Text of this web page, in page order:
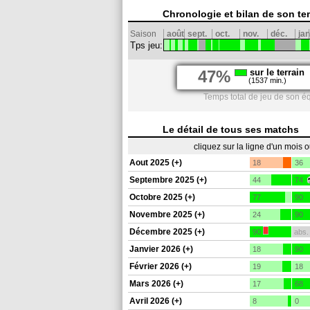
Chronologie et bilan de son
Saison août sept. oct. nov. déc.
Tps jeu:
47% sur le terrain
(1537 min.)
Temps total de jeu de son
Le détail de tous ses matchs
cliquez sur la ligne d'un mois
Aout 2025 (+)
18 36
Septembre 2025 (+) 44 74
Octobre 2025 (+) 77 90
Novembre 2025 (+) 24 90
Décembre 2025 (+) 90 abs.
Janvier 2026 (+) 18 90
Février 2026 (+) 19 18
Mars 2026 (+) 17 68
Avril 2026 (+) 8 0